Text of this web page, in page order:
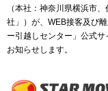
（本社：神奈川県横浜市
社」）が、WEB接客及び
ー引越しセンター」公式サ
お知らせします。